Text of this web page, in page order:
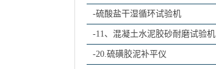
-硫酸盐干湿循环试验机
-11、混凝土水泥胶砂耐磨试验机
-20.硫磺胶泥补平仪